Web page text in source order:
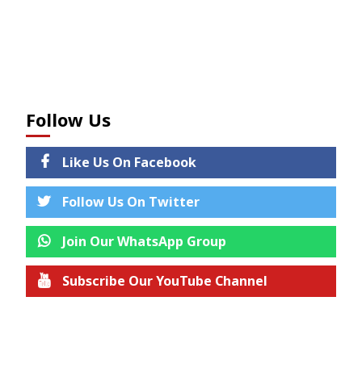
Follow Us
Like Us On Facebook
Follow Us On Twitter
Join Our WhatsApp Group
Subscribe Our YouTube Channel